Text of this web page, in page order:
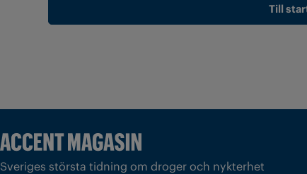
Till
Sveriges största tidning om droger och nykterhet